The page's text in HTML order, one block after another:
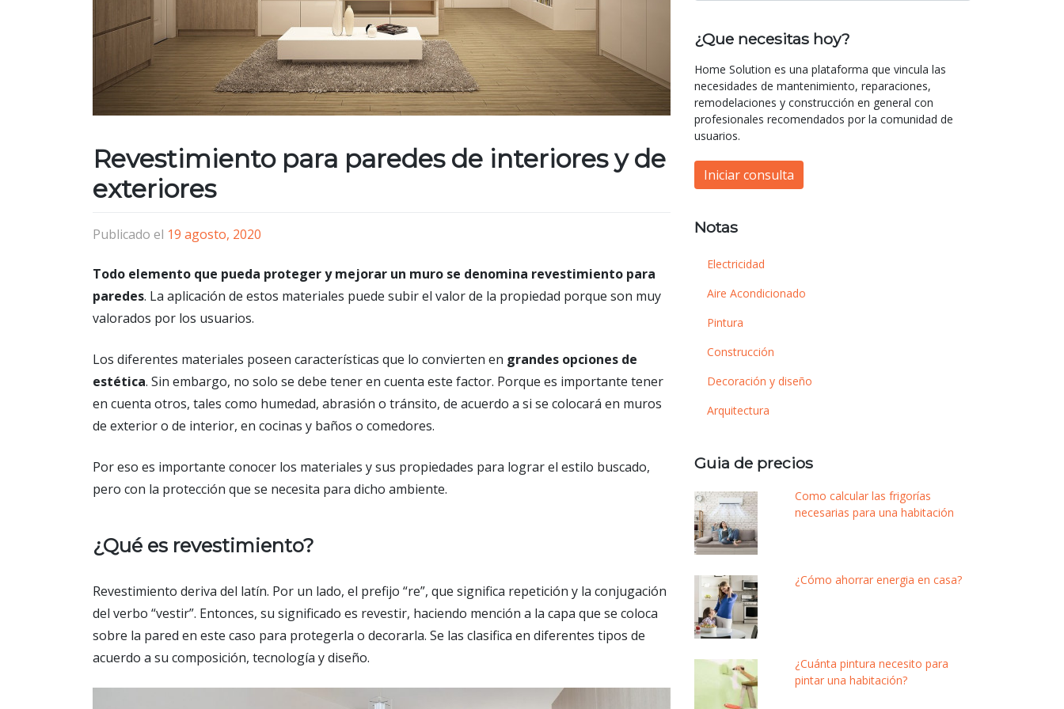
Revestimiento para paredes de interiores y de
exteriores
Publicado el 19 agosto, 2020
Todo elemento que pueda proteger y mejorar un muro se denomina revestimiento para
paredes. La aplicación de estos materiales puede subir el valor de la propiedad porque son muy
valorados por los usuarios.
Los diferentes materiales poseen características que lo convierten en grandes opciones de
estética. Sin embargo, no solo se debe tener en cuenta este factor. Porque es importante tener
en cuenta otros, tales como humedad, abrasión o tránsito, de acuerdo a si se colocará en muros
de exterior o de interior, en cocinas y baños o comedores.
Por eso es importante conocer los materiales y sus propiedades para lograr el estilo buscado,
pero con la protección que se necesita para dicho ambiente.
¿Qué es revestimiento?
Revestimiento deriva del latín. Por un lado, el prefijo “re”, que significa repetición y la conjugación
del verbo “vestir”. Entonces, su significado es revestir, haciendo mención a la capa que se coloca
sobre la pared en este caso para protegerla o decorarla. Se las clasifica en diferentes tipos de
acuerdo a su composición, tecnología y diseño.
¿Que necesitas hoy?
Home Solution es una plataforma que vincula las
necesidades de mantenimiento, reparaciones,
remodelaciones y construcción en general con
profesionales recomendados por la comunidad de
usuarios.
Iniciar consulta
Notas
Electricidad
Aire Acondicionado
Pintura
Construcción
Decoración y diseño
Arquitectura
Guia de precios
Como calcular las frigorías
necesarias para una habitación
¿Cómo ahorrar energia en casa?
¿Cuánta pintura necesito para
pintar una habitación?